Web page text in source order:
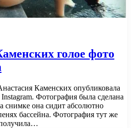
голое фото
Каменских опубликовала
Фотография была сделана
снимке она сидит абсолютно
бассейна. Фотография тут же